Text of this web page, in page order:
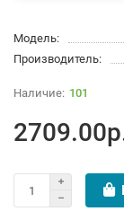
Модель:
Производитель:
101